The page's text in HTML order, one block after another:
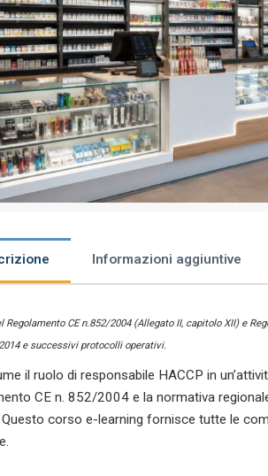
Informazioni aggiuntive
Regolamento CE n.852/2004 (Allegato II, capitolo XII) e
e successivi protocolli operativi.
il ruolo di responsabile HACCP in
CE n. 852/2004 e la normativa
Questo corso e-learning fornisce tutte le